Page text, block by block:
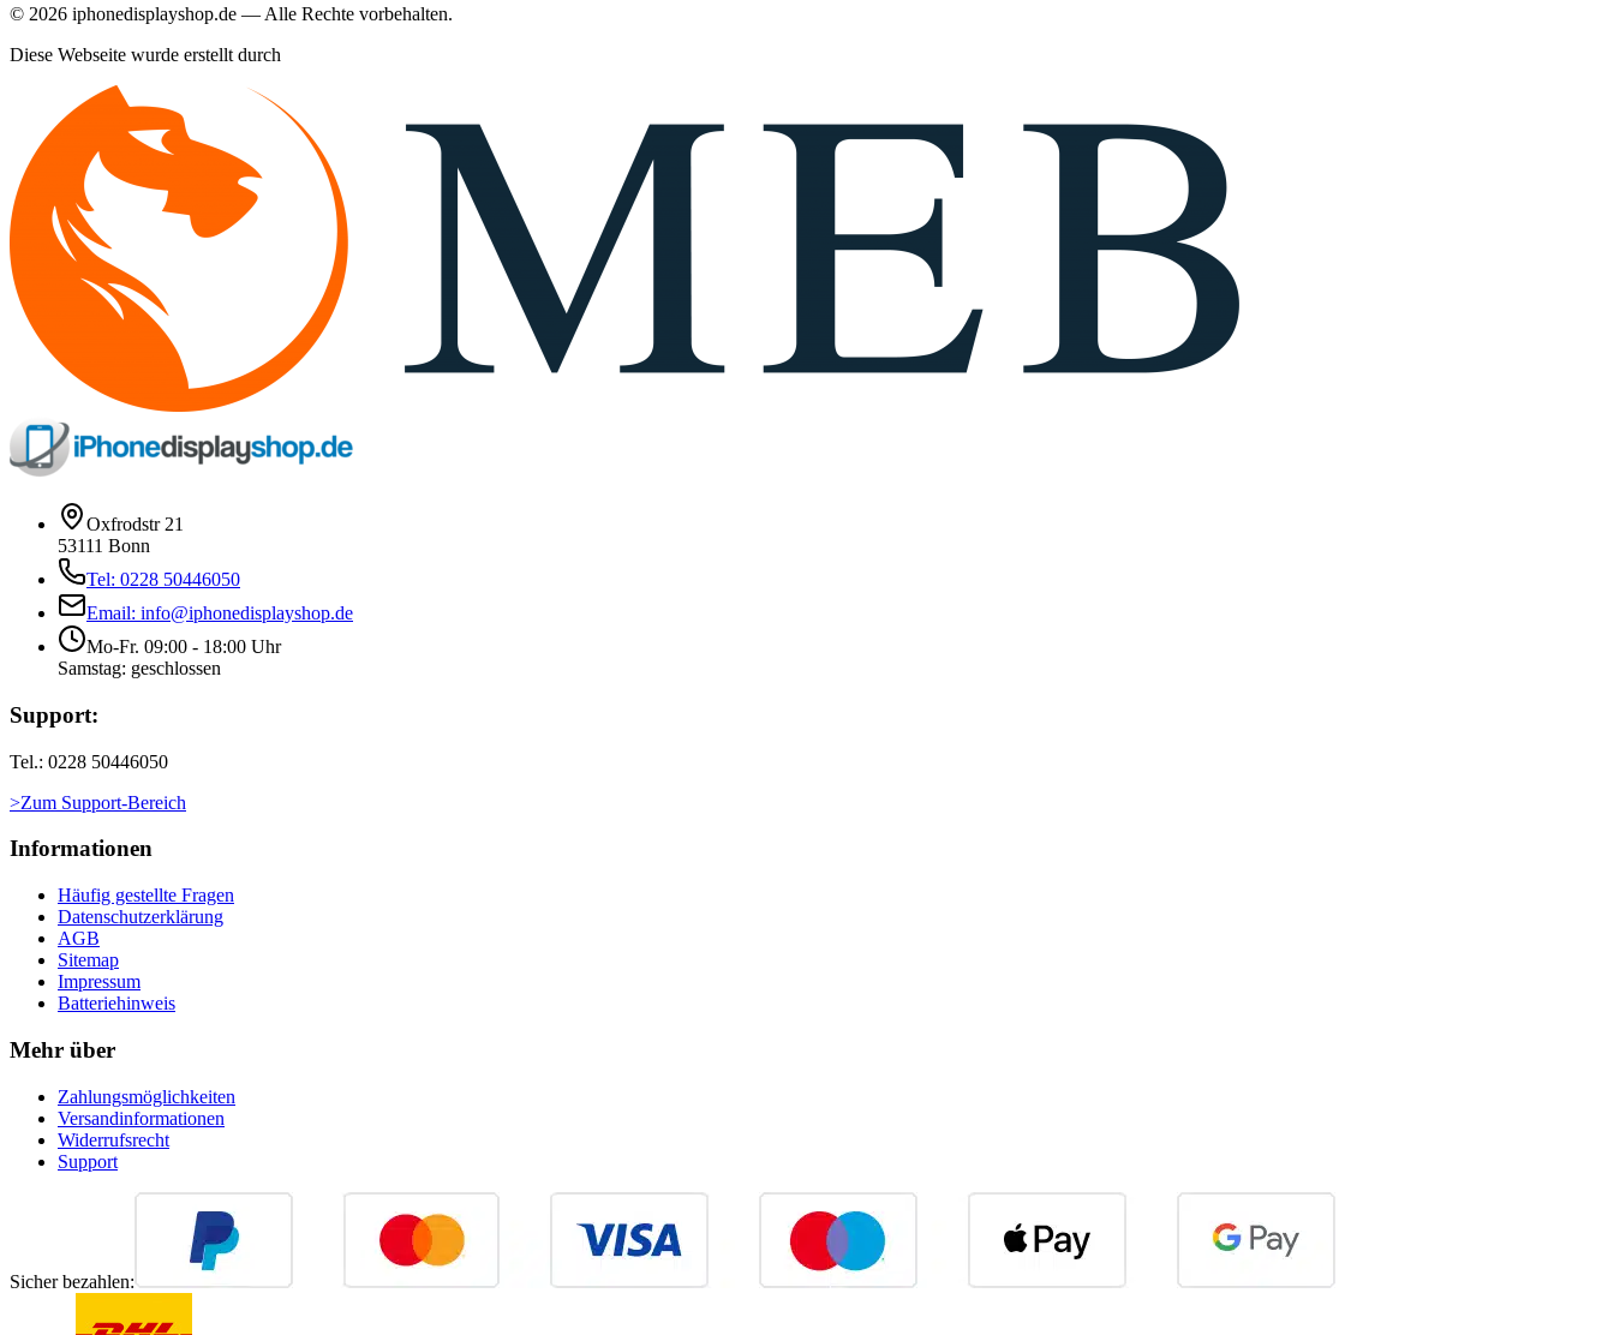
© 2026 iphonedisplayshop.de — Alle Rechte vorbehalten.
Diese Webseite wurde erstellt durch
Oxfrodstr 21
53111 Bonn
Tel: 0228 50446050
Email: info@iphonedisplayshop.de
Mo-Fr. 09:00 - 18:00 Uhr
Samstag: geschlossen
Support:
Tel.: 0228 50446050
>Zum Support-Bereich
Informationen
Häufig gestellte Fragen
Datenschutzerklärung
AGB
Sitemap
Impressum
Batteriehinweis
Mehr über
Zahlungsmöglichkeiten
Versandinformationen
Widerrufsrecht
Support
Sicher bezahlen: